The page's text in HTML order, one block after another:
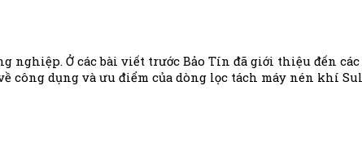
Ở các bài viết trước Bảo Tín đã giới thiệu đến các
dụng và ưu điểm của dòng lọc tách máy nén khí